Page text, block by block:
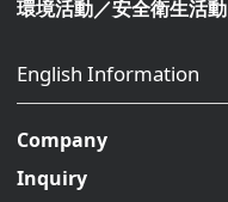
環境活動／安全衛生活動
English Information
Company
Inquiry